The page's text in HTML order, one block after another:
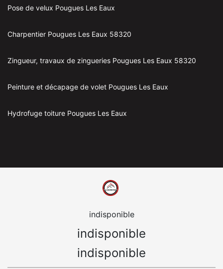
Pose de velux Pougues Les Eaux
Charpentier Pougues Les Eaux 58320
Zingueur, travaux de zingueries Pougues Les Eaux 58320
Peinture et décapage de volet Pougues Les Eaux
Hydrofuge toiture Pougues Les Eaux
indisponible
indisponible
indisponible